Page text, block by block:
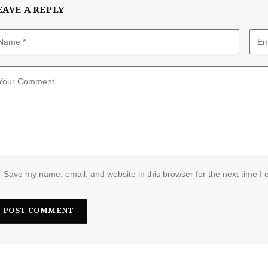
A REPLY
Save my name, email, and website in this browser for the next time I